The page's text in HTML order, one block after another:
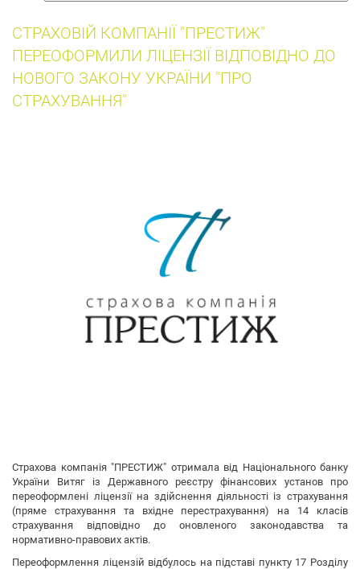
СТРАХОВІЙ КОМПАНІЇ "ПРЕСТИЖ"
ПЕРЕОФОРМИЛИ ЛІЦЕНЗІЇ ВІДПОВІДНО ДО
НОВОГО ЗАКОНУ УКРАЇНИ "ПРО
СТРАХУВАННЯ"
Страхова компанія "ПРЕСТИЖ" отримала від Національного банку
України Витяг із Державного реєстру фінансових установ про
переоформлені ліцензії на здійснення діяльності із страхування
(пряме страхування та вхідне перестрахування) на 14 класів
страхування відповідно до оновленого законодавства та
нормативно-правових актів.
Переоформлення ліцензій відбулось на підставі пункту 17 Розділу